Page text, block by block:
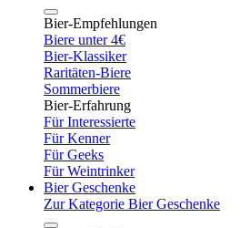
Bier-Empfehlungen
Biere unter 4€
Bier-Klassiker
Raritäten-Biere
Sommerbiere
Bier-Erfahrung
Für Interessierte
Für Kenner
Für Geeks
Für Weintrinker
Bier Geschenke
Zur Kategorie Bier Geschenke